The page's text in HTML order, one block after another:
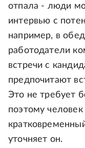
отпала - люди
интервью с
например, в
работодатели
встречи с
предпочитают
Это не требует
поэтому
уточняет он.